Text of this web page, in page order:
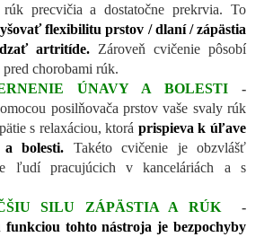
precvičia a dostatočne prekrvia. To
flexibilitu prstov / dlaní / zápästia
artritíde. Zároveň cvičenie pôsobí
chorobami rúk.
ÚNAVY A BOLESTI -
posilňovača prstov vaše svaly rúk
s relaxáciou, ktorá prispieva k úľave
bolesti. Takéto cvičenie je obzvlášť
ľudí pracujúcich v kanceláriách a s
SILU ZÁPÄSTIA A RÚK-
funkciou tohto nástroja je bezpochyby